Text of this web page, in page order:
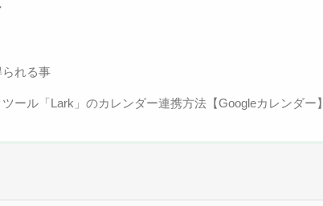
れる事
ール「Lark」のカレンダー連携方法【Googleカレンダー】